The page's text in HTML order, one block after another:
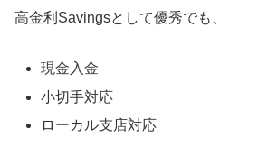
高金利Savingsとして優秀でも、
現金入金
小切手対応
ローカル支店対応